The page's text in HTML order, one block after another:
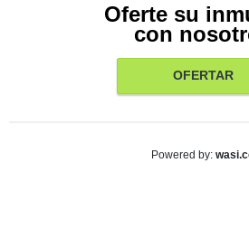
Oferte su
con
OFERTAR
Powered by: